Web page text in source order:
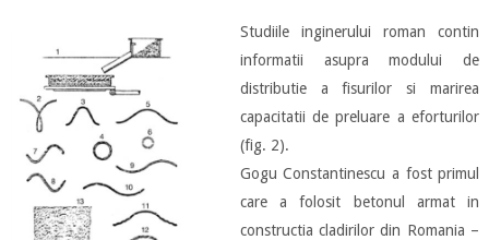
Studiile inginerului roman contin
informatii asupra modului de
distributie a fisurilor si marirea
capacitatii de preluare a eforturilor
(fig. 2).
Gogu Constantinescu a fost primul
care a folosit betonul armat in
constructia cladirilor din Romania –